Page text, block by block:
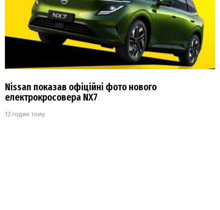
Nissan показав офіційні фото нового
електрокросовера NX7
12 годин тому